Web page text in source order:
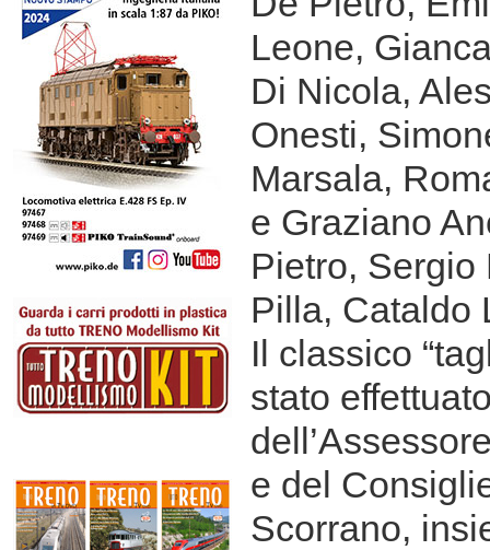
Leone,
Di Nicola,
Onesti,
Marsala,
e Graziano
Pietro, Sergio
Pilla, Cataldo
Il classico
stato
e del
Scorrano,